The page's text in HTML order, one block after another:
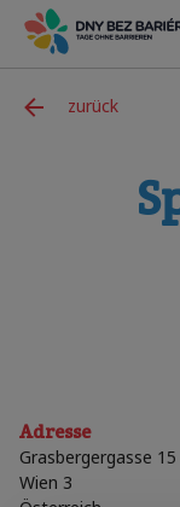
zurück
Adresse
Grasbergergasse 15
Wien 3